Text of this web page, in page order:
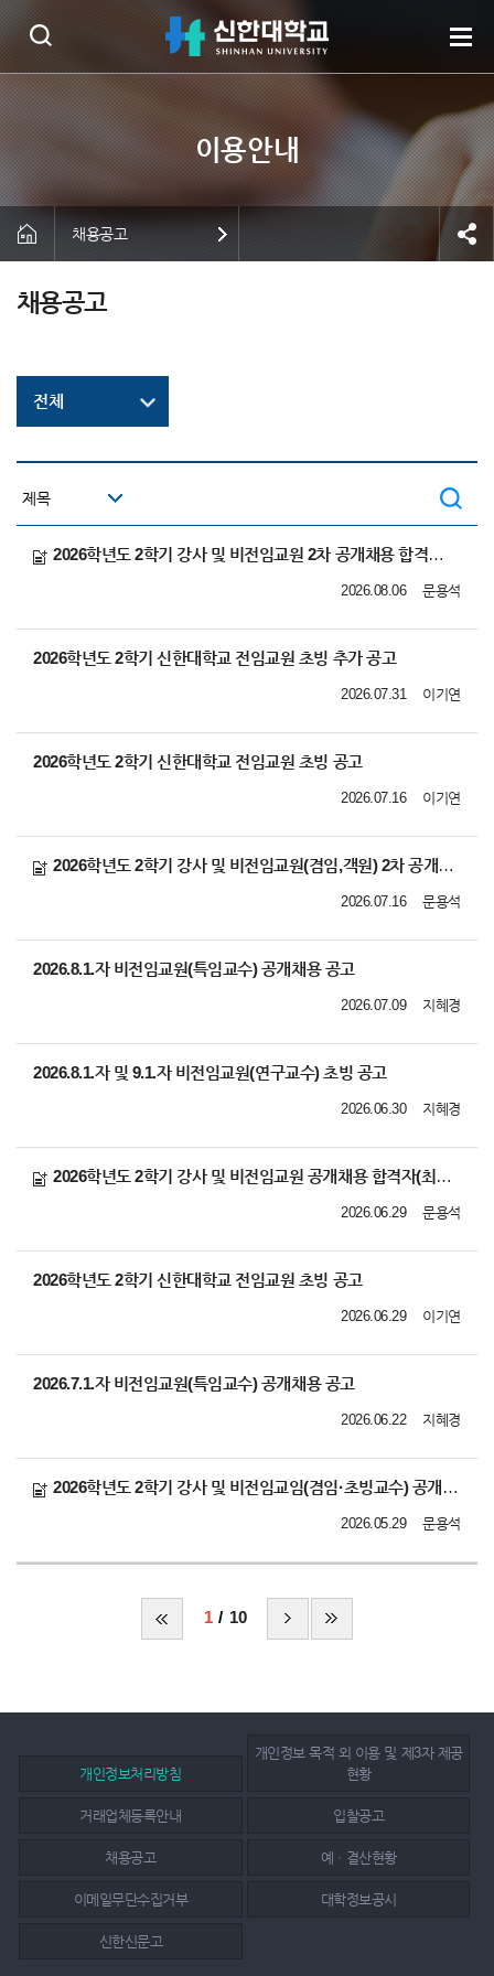
채용공고
채용공고
전체
2026학년도 2학기 강사 및 비전임교원 2차 공개채용 합격자(최종임용후보자) 공고
문용석
2026.08.06
2026학년도 2학기 신한대학교 전임교원 초빙 추가 공고
이기연
2026.07.31
2026학년도 2학기 신한대학교 전임교원 초빙 공고
이기연
2026.07.16
2026학년도 2학기 강사 및 비전임교원(겸임,객원) 2차 공개채용 공고
문용석
2026.07.16
2026.8.1.자 비전임교원(특임교수) 공개채용 공고
지혜경
2026.07.09
2026.8.1.자 및 9.1.자 비전임교원(연구교수) 초빙 공고
지혜경
2026.06.30
2026학년도 2학기 강사 및 비전임교원 공개채용 합격자(최종임용후보자) 공고
문용석
2026.06.29
2026학년도 2학기 신한대학교 전임교원 초빙 공고
이기연
2026.06.29
2026.7.1.자 비전임교원(특임교수) 공개채용 공고
지혜경
2026.06.22
2026학년도 2학기 강사 및 비전임교임(겸임·초빙교수) 공개채용 공고
문용석
2026.05.29
1 10
개인정보처리방침
개인정보 목적 외 이용 및 제3자 제공
현황
거래업체등록안내 입찰공고
채용공고 예ㆍ결산현황
이메일무단수집거부 대학정보공시
신한신문고